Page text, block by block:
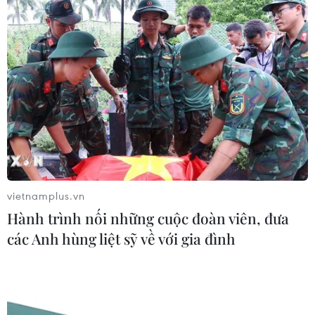
ASEAN Cup 2026: Đội tuyển Việt
Nam sẵn sàng cho đại chiến ở "chảo
lửa" Pakansari
03/08/2026 03:13
Lịch thi đấu ASEAN Cup 2026 ngày
3/8: Việt Nam quyết đấu Indonesia
03/08/2026 01:40
Nhận định Việt Nam vs
vietnamplus.vn
Hành trình nối những cuộc đoàn viên, đưa
các Anh hùng liệt sỹ về với gia đình